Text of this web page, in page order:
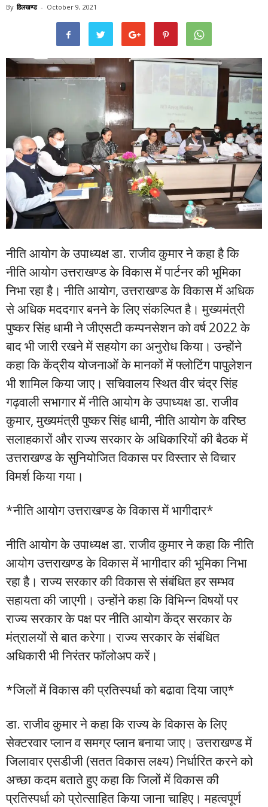
By हिलखण्ड - October 9, 2021
नीति आयोग के उपाध्यक्ष डा. राजीव कुमार ने कहा है कि
नीति आयोग उत्तराखण्ड के विकास में पार्टनर की भूमिका
निभा रहा है। नीति आयोग, उत्तराखण्ड के विकास में अधिक
से अधिक मददगार बनने के लिए संकल्पित है। मुख्यमंत्री
पुष्कर सिंह धामी ने जीएसटी कम्पनसेशन को वर्ष 2022 के
बाद भी जारी रखने में सहयोग का अनुरोध किया। उन्होंने
कहा कि केंद्रीय योजनाओं के मानकों में फ्लोटिंग पापुलेशन
भी शामिल किया जाए। सचिवालय स्थित वीर चंद्र सिंह
गढ़वाली सभागार में नीति आयोग के उपाध्यक्ष डा. राजीव
कुमार, मुख्यमंत्री पुष्कर सिंह धामी, नीति आयोग के वरिष्ठ
सलाहकारों और राज्य सरकार के अधिकारियों की बैठक में
उत्तराखण्ड के सुनियोजित विकास पर विस्तार से विचार
विमर्श किया गया।
*नीति आयोग उत्तराखण्ड के विकास में भागीदार*
नीति आयोग के उपाध्यक्ष डा. राजीव कुमार ने कहा कि नीति
आयोग उत्तराखण्ड के विकास में भागीदार की भूमिका निभा
रहा है। राज्य सरकार की विकास से संबंधित हर सम्भव
सहायता की जाएगी। उन्होंने कहा कि विभिन्न विषयों पर
राज्य सरकार के पक्ष पर नीति आयोग केंद्र सरकार के
मंत्रालयों से बात करेगा। राज्य सरकार के संबंधित
अधिकारी भी निरंतर फॉलोअप करें।
*जिलों में विकास की प्रतिस्पर्धा को बढावा दिया जाए*
डा. राजीव कुमार ने कहा कि राज्य के विकास के लिए
सेक्टरवार प्लान व समग्र प्लान बनाया जाए। उत्तराखण्ड में
जिलावार एसडीजी (सतत विकास लक्ष्य) निर्धारित करने को
अच्छा कदम बताते हुए कहा कि जिलों में विकास की
प्रतिस्पर्धा को प्रोत्साहित किया जाना चाहिए। महत्वपूर्ण